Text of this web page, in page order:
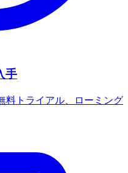
手
料トライアル、ローミング